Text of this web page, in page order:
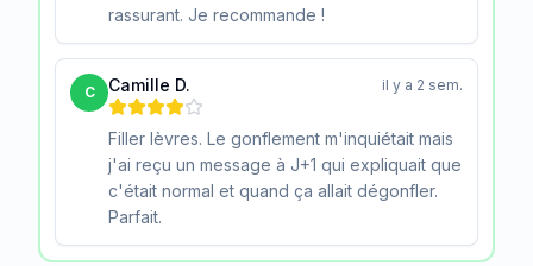
rassurant. Je recommande !
C Camille D. il y a 2 sem.
Filler lèvres. Le gonflement m'inquiétait mais
j'ai reçu un message à J+1 qui expliquait que
c'était normal et quand ça allait dégonfler.
Parfait.